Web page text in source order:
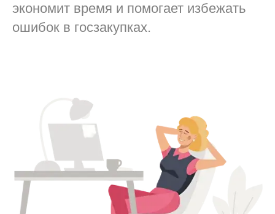
экономит время и помогает избежать
ошибок в госзакупках.